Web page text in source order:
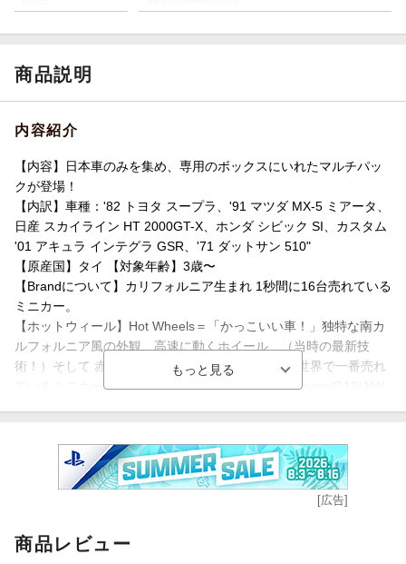
商品説明
内容紹介
【内容】日本車のみを集め、専用のボックスにいれたマルチパッ
クが登場！
【内訳】車種：'82 トヨタ スープラ、'91 マツダ MX-5 ミアータ、
日産 スカイライン HT 2000GT-X、ホンダ シビック SI、カスタム
'01 アキュラ インテグラ GSR、'71 ダットサン 510"
【原産国】タイ 【対象年齢】3歳〜
【Brandについて】カリフォルニア生まれ 1秒間に16台売れている
ミニカー。
【ホットウィール】Hot Wheels＝「かっこいい車！」独特な南カ
ルフォルニア風の外観、高速に動くホイール、（当時の最新技
術！）そして 赤いラインの入ったタイヤ。現在、世界で一番売れ
ているミニカーです*。*Circana/Retail Tracking Service/G12/JAN-
入学祝いなど記念日でのプレゼントにぴったりです。
【商品サイズ (cm)】(幅×高さ×奥行）：20.3×15.2×4.1
[広告]
商品レビュー